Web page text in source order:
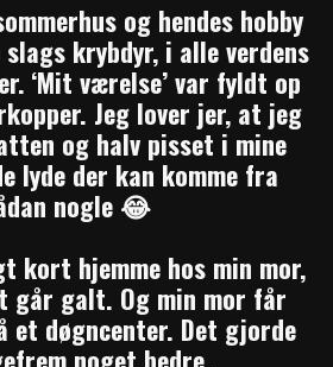
og hendes hobby
krybdyr, i alle verdens
‘Mit værelse’ var fyldt op
Jeg lover jer, at jeg
og halv pisset i mine
lyde der kan komme fra
nogle 😂
kort hjemme hos min mor,
galt. Og min mor får
et døgncenter. Det gjorde